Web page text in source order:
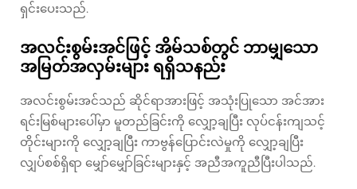
ရှင်းပေးသည်.
အလင်းစွမ်းအင်ဖြင့် အိမ်သစ်တွင် ဘာမျှသော
အမြတ်အလှမ်းများ ရရှိသနည်း
အလင်းစွမ်းအင်သည် ဆိုင်ရာအားဖြင့် အသုံးပြုသော အင်အား
ရင်းမြစ်များပေါ်မှာ မူတည်ခြင်းကို လျှော့ချပြီး လုပ်ငန်းကျသင့်
တိုင်းများကို လျှော့ချပြီး ကာဗွန်ပြောင်းလဲမှုကို လျှော့ချပြီး
လျှပ်စစ်ရှိရာ မျှော်မျှော်ခြင်းများနှင့် အညီအကူညီပြီးပါသည်.